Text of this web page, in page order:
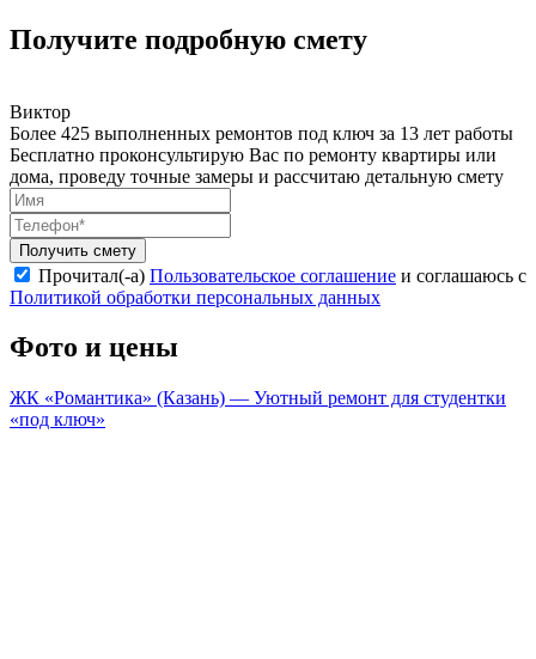
Получите подробную смету
Виктор
Более 425 выполненных ремонтов под ключ за 13 лет работы
Бесплатно проконсультирую Вас по ремонту квартиры или
дома, проведу точные замеры и рассчитаю детальную смету
Получить смету
Прочитал(-а) Пользовательское соглашение и соглашаюсь с
Политикой обработки персональных данных
Фото и цены
ЖК «Романтика» (Казань) — Уютный ремонт для студентки
«под ключ»